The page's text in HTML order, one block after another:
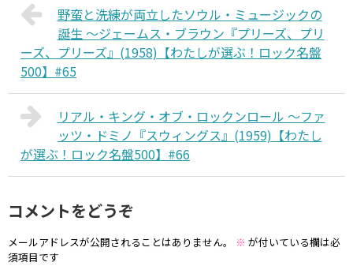
野蛮と洗練が両立したソウル・ミュージックの
誕生 〜ジェームス・ブラウン『プリーズ、プリ
ーズ、プリーズ』(1958)【わたしが選ぶ！ロック名盤
500】#65
リアル・キング・オブ・ロックンロール 〜ファ
ッツ・ドミノ『スウィングス』(1959)【わたし
が選ぶ！ロック名盤500】#66
コメントをどうぞ
メールアドレスが公開されることはありません。 ※ が付いている欄は必
須項目です